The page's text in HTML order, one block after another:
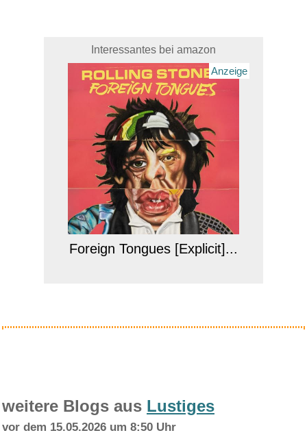
Interessantes bei amazon
Anzeige
Foreign Tongues [Explicit]...
weitere Blogs aus Lustiges
vor dem 15.05.2026 um 8:50 Uhr